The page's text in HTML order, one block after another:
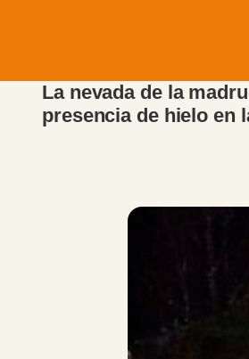
La nevada de la
presencia de hielo en